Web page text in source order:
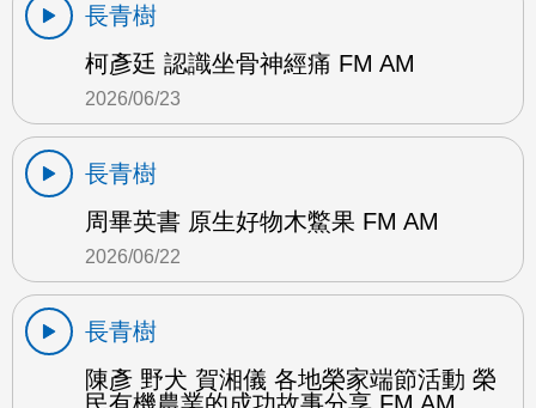
長青樹
柯彥廷 認識坐骨神經痛 FM AM
2026/06/23
長青樹
周畢英書 原生好物木鱉果 FM AM
2026/06/22
長青樹
陳彥 野犬 賀湘儀 各地榮家端節活動 榮